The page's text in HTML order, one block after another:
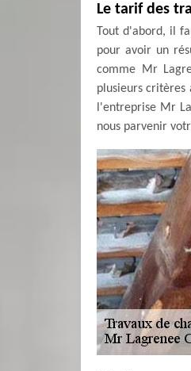
Le tarif des
Tout d'abord, il
pour avoir un
comme Mr
plusieurs critères
l'entreprise Mr
nous parvenir